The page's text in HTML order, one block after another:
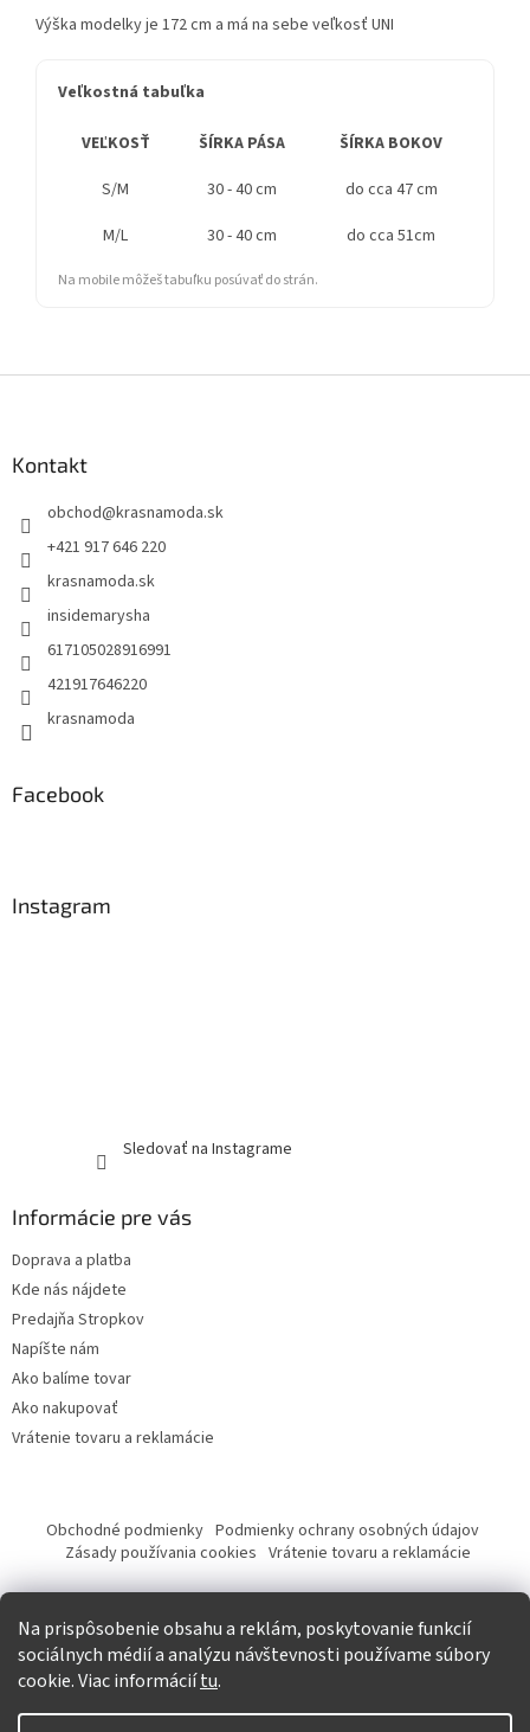
Na prispôsobenie obsahu a reklám, poskytovanie funkcií
sociálnych médií a analýzu návštevnosti používame súbory
cookie. Viac informáciítu.
Výška modelky je 172 cm a má na sebe veľkosť UNI
Veľkostná tabuľka
VEĽKOSŤ ŠÍRKA PÁSA ŠÍRKA BOKOV
S/M
30 - 40 cm do cca 47 cm
M/L
30 - 40 cm do cca 51cm
Na mobile môžeš tabuľku posúvať do strán.
Kontakt
obchod@krasnamoda.sk
+421 917 646 220
krasnamoda.sk
insidemarysha
617105028916991
421917646220
krasnamoda
Facebook
Instagram
Sledovať na Instagrame
Informácie pre vás
Doprava a platba
Kde nás nájdete
Predajňa Stropkov
Napíšte nám
Ako balíme tovar
Ako nakupovať
Vrátenie tovaru a reklamácie
Obchodné podmienky Podmienky ochrany osobných údajov
Zásady používania cookies Vrátenie tovaru a reklamácie
Tvorba eshopu a SEO optimalizácia